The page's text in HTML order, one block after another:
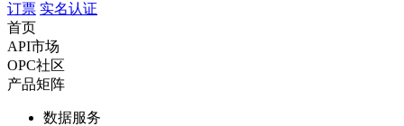
订票 实名认证
首页
API市场
OPC社区
产品矩阵
数据服务